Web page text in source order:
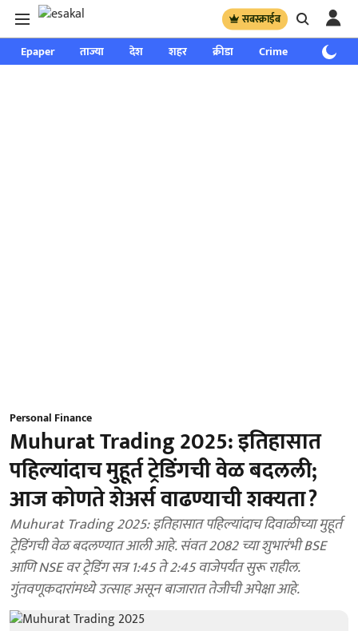
सबस्क्राईब
Epaper ताज्या देश शहर क्रीडा Crime साप्ताहिक
Personal Finance
Muhurat Trading 2025: इतिहासात
पहिल्यांदाच मुहूर्त ट्रेडिंगची वेळ बदलली;
आज कोणते शेअर्स वाढण्याची शक्यता?
Muhurat Trading 2025: इतिहासात पहिल्यांदाच दिवाळीच्या मुहूर्त
ट्रेडिंगची वेळ बदलण्यात आली आहे. संवत 2082 च्या शुभारंभी BSE
आणि NSE वर ट्रेडिंग सत्र 1:45 ते 2:45 वाजेपर्यंत सुरू राहील.
गुंतवणूकदारांमध्ये उत्साह असून बाजारात तेजीची अपेक्षा आहे.